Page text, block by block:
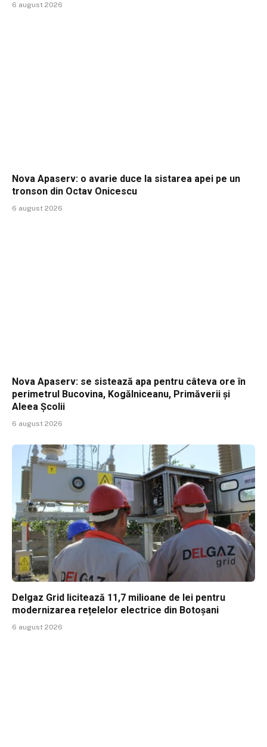
6 august 2026
Nova Apaserv: o avarie duce la sistarea apei pe un
tronson din Octav Onicescu
6 august 2026
Nova Apaserv: se sistează apa pentru câteva ore în
perimetrul Bucovina, Kogălniceanu, Primăverii și
Aleea Școlii
6 august 2026
Delgaz Grid licitează 11,7 milioane de lei pentru
modernizarea rețelelor electrice din Botoșani
6 august 2026